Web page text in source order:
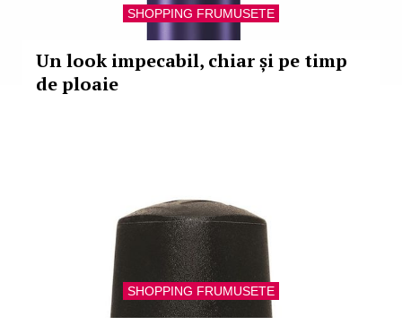
SHOPPING FRUMUSETE
Un look impecabil, chiar și pe timp
de ploaie
SHOPPING FRUMUSETE